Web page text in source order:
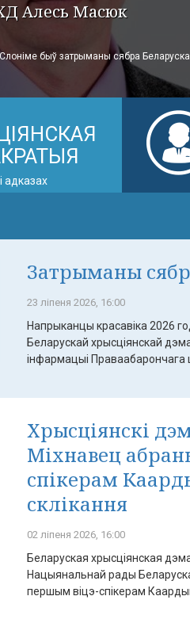
Алесь Масюк
быў затрыманы сябра
адказах
Затрыманы
23 ліпеня 2026, 16:00
Напрыканцы красавіка 2026
Беларускай хрысціянскай
інфармацыі Праваабарончага
Хрысціянскі
Міхнавец
спікерам
склікання
02 ліпеня 2026, 16:00
Беларуская хрысціянская
Нацыянальнай рады
першым віцэ-спікерам